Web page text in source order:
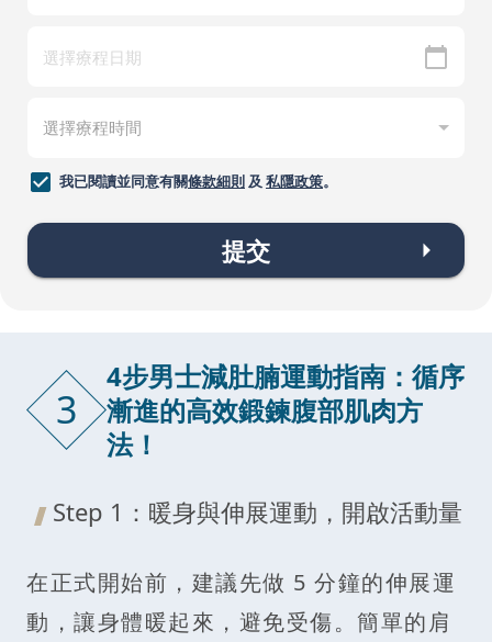
我已閱讀並同意有關條款細則及 私隱政策。
提交
3
4步男士減肚腩運動指南：循序
漸進的高效鍛鍊腹部肌肉方
法！
Step 1：暖身與伸展運動，開啟活動量
在正式開始前，建議先做 5 分鐘的伸展運
動，讓身體暖起來，避免受傷。簡單的肩